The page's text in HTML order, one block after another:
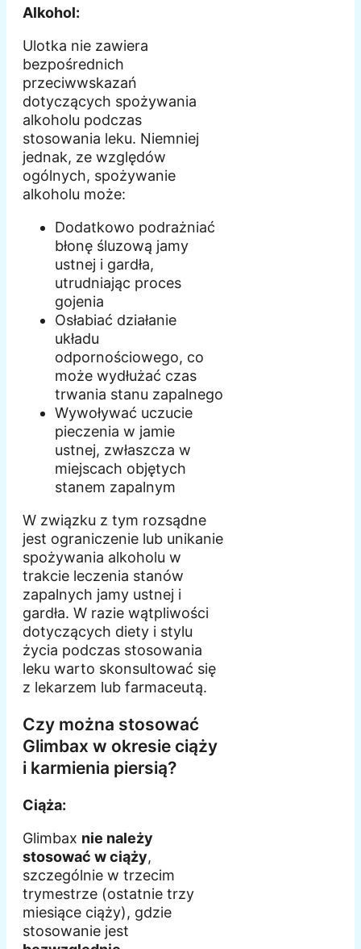
Alkohol:
Ulotka nie zawiera
bezpośrednich
przeciwwskazań
dotyczących spożywania
alkoholu podczas
stosowania leku. Niemniej
jednak, ze względów
ogólnych, spożywanie
alkoholu może:
Dodatkowo podrażniać
błonę śluzową jamy
ustnej i gardła,
utrudniając proces
gojenia
Osłabiać działanie
układu
odpornościowego, co
może wydłużać czas
trwania stanu zapalnego
Wywoływać uczucie
pieczenia w jamie
ustnej, zwłaszcza w
miejscach objętych
stanem zapalnym
W związku z tym rozsądne
jest ograniczenie lub unikanie
spożywania alkoholu w
trakcie leczenia stanów
zapalnych jamy ustnej i
gardła. W razie wątpliwości
dotyczących diety i stylu
życia podczas stosowania
leku warto skonsultować się
z lekarzem lub farmaceutą.
Czy można stosować
Glimbax w okresie ciąży
i karmienia piersią?
Ciąża:
Glimbax nie należy
stosować w ciąży,
szczególnie w trzecim
trymestrze (ostatnie trzy
miesiące ciąży), gdzie
stosowanie jest